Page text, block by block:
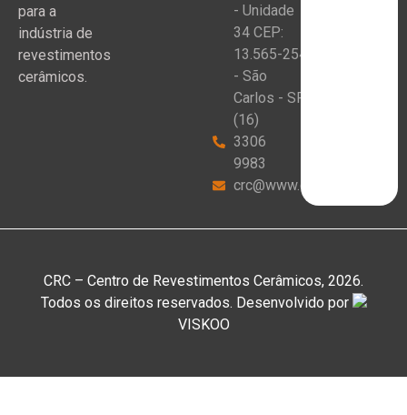
para a
indústria de
revestimentos
cerâmicos.
- Unidade
34 CEP:
13.565-254
- São
Carlos - SP
(16)
3306
9983
crc@www.crceram.com.br
CRC – Centro de Revestimentos Cerâmicos, 2026.
Todos os direitos reservados. Desenvolvido por
VISKOO